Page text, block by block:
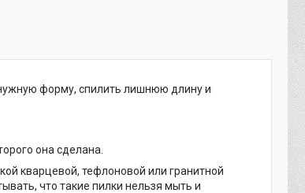
форму, спилить лишнюю длину и
она сделана.
кварцевой, тефлоновой или гранитной
что такие пилки нельзя мыть и